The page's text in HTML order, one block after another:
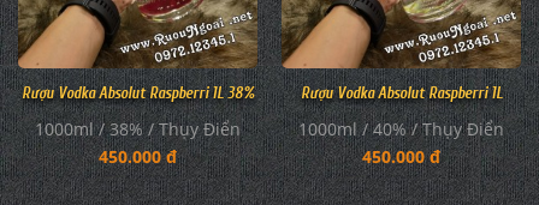
Rượu Vodka Absolut Raspberri 1L 38%
1000ml / 38% / Thụy Điển
450.000 đ
Rượu Vodka Absolut Raspberri 1L
1000ml / 40% / Thụy Điển
450.000 đ